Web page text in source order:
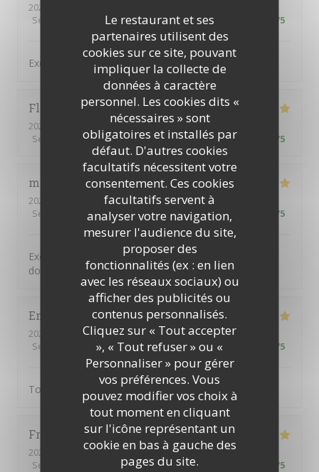
Le restaurant et ses
partenaires utilisent des
cookies sur ce site, pouvant
impliquer la collecte de
données à caractère
personnel. Les cookies dits «
nécessaires » sont
obligatoires et installés par
défaut. D'autres cookies
facultatifs nécessitent votre
consentement. Ces cookies
facultatifs servent à
analyser votre navigation,
mesurer l'audience du site,
proposer des
fonctionnalités (ex : en lien
avec les réseaux sociaux) ou
afficher des publicités ou
contenus personnalisés.
Cliquez sur « Tout accepter
», « Tout refuser » ou «
Personnaliser » pour gérer
vos préférences. Vous
pouvez modifier vos choix à
tout moment en cliquant
sur l'icône représentant un
cookie en bas à gauche des
pages du site.
2026-07-16
Service
Ambiance: 5/5 Cuisine:5/5 Qualité / Prix /5
Excellent et personnel charmant et avenant
Florence T
2026-06-24
- 12:15 - Couverts 2
Service
/5 Ambiance: 4/5 Cuisine:5/5 Qualité / Prix /5
michel
2026-07-01
- 12:00 - Couverts 2
Service
Ambiance: 5/5 Cuisine: 5/5 Qualité / Prix /5
Excellente cuisine savoureuse dans un cadre typique
donnant sur une jolie place paisible
Emile
2026-06-15
- 21:00 - Couverts 3
Service
Ambiance:5/5 Cuisine: 5 /5 Qualité / Prix /5
Tout
Frédéric C
2026-06-11
- 20:00 - Couverts 2
Service
Ambiance: 5/5 Cuisine:5/5 /5